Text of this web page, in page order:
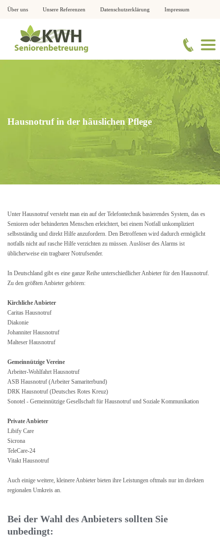
Über uns Unsere Referenzen Datenschutzerklärung Impressum
Hausnotruf in der häuslichen Pflege
Unter Hausnotruf versteht man ein auf der Telefontechnik basierendes System, das es
Senioren oder behinderten Menschen erleichtert, bei einem Notfall unkompliziert
selbstständig und direkt Hilfe anzufordern. Den Betroffenen wird dadurch ermöglicht
notfalls nicht auf rasche Hilfe verzichten zu müssen. Auslöser des Alarms ist
üblicherweise ein tragbarer Notrufsender.
In Deutschland gibt es eine ganze Reihe unterschiedlicher Anbieter für den Hausnotruf.
Zu den größten Anbieter gehören:
Kirchliche Anbieter
Caritas Hausnotruf
Diakonie
Johanniter Hausnotruf
Malteser Hausnotruf
Gemeinnützige Vereine
Arbeiter-Wohlfahrt Hausnotruf
ASB Hausnotruf (Arbeiter Samariterbund)
DRK Hausnotruf (Deutsches Rotes Kreuz)
Sonotel - Gemeinnützige Gesellschaft für Hausnotruf und Soziale Kommunikation
Private Anbieter
Libify Care
Sicrona
TeleCare-24
Vitakt Hausnotruf
Auch einige weitere, kleinere Anbieter bieten ihre Leistungen oftmals nur im direkten
regionalen Umkreis an.
Bei der Wahl des Anbieters sollten Sie
unbedingt: